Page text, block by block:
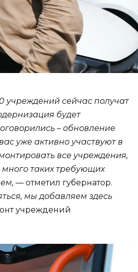
сейчас получат
будет
– обновление
уже активно участвуют в
все учреждения,
много таких требующих
— отметил губернатор.
мы добавляем здесь
учреждений